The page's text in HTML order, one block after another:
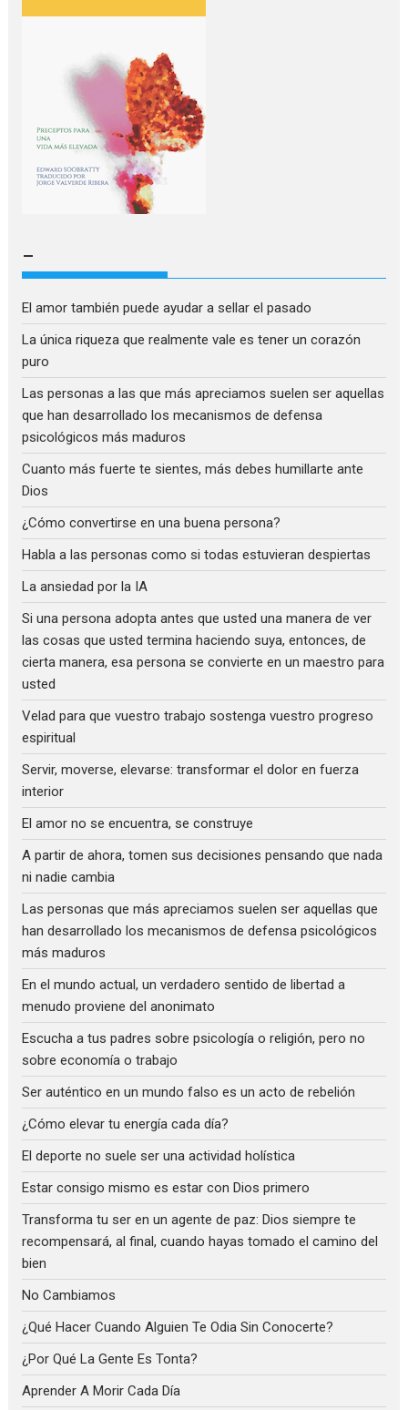
–
El amor también puede ayudar a sellar el pasado
La única riqueza que realmente vale es tener un corazón
puro
Las personas a las que más apreciamos suelen ser aquellas
que han desarrollado los mecanismos de defensa
psicológicos más maduros
Cuanto más fuerte te sientes, más debes humillarte ante
Dios
¿Cómo convertirse en una buena persona?
Habla a las personas como si todas estuvieran despiertas
La ansiedad por la IA
Si una persona adopta antes que usted una manera de ver
las cosas que usted termina haciendo suya, entonces, de
cierta manera, esa persona se convierte en un maestro para
usted
Velad para que vuestro trabajo sostenga vuestro progreso
espiritual
Servir, moverse, elevarse: transformar el dolor en fuerza
interior
El amor no se encuentra, se construye
A partir de ahora, tomen sus decisiones pensando que nada
ni nadie cambia
Las personas que más apreciamos suelen ser aquellas que
han desarrollado los mecanismos de defensa psicológicos
más maduros
En el mundo actual, un verdadero sentido de libertad a
menudo proviene del anonimato
Escucha a tus padres sobre psicología o religión, pero no
sobre economía o trabajo
Ser auténtico en un mundo falso es un acto de rebelión
¿Cómo elevar tu energía cada día?
El deporte no suele ser una actividad holística
Estar consigo mismo es estar con Dios primero
Transforma tu ser en un agente de paz: Dios siempre te
recompensará, al final, cuando hayas tomado el camino del
bien
No Cambiamos
¿Qué Hacer Cuando Alguien Te Odia Sin Conocerte?
¿Por Qué La Gente Es Tonta?
Aprender A Morir Cada Día